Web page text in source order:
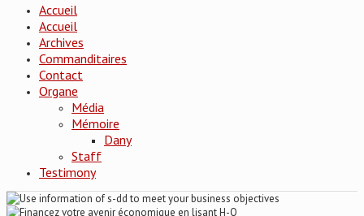
Accueil
Accueil
Archives
Commanditaires
Contact
Organe
Média
Mémoire
Dany
Staff
Testimony